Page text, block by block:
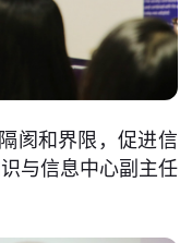
阂和界限，促进信
与信息中心副主任